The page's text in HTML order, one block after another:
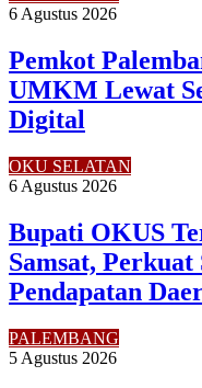
6 Agustus 2026
Pemkot
UMKM Lewat
Digital
OKU SELATAN
6 Agustus 2026
Bupati OKUS
Samsat,
Pendapatan
PALEMBANG
5 Agustus 2026